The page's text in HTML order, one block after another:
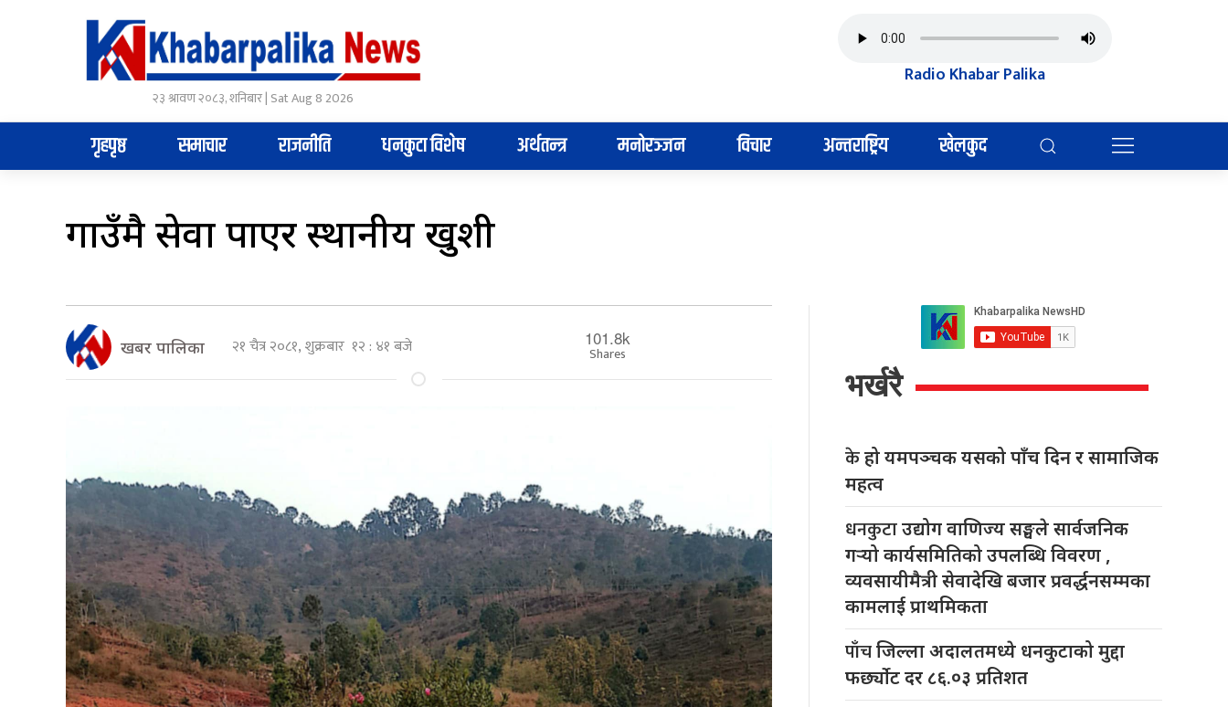
२३ श्रावण २०८३, शनिबार | Sat Aug 8 2026
Radio Khabar Palika
गृहपृष्ठ समाचार राजनीति धनकुटा विशेष अर्थतन्त्र मनोरञ्जन विचार अन्तराष्ट्रिय खेलकुद
गाउँमै सेवा पाएर स्थानीय खुशी
खबर पालिका २१ चैत्र २०८१, शुक्रबार १२ : ४१ बजे 101.8k
Shares
भर्खरै
केहो यमपञ्चक यसको पाँच दिन र सामाजिक
महत्व
धनकुटाउद्योग वाणिज्य सङ्घले सार्वजनिक
गर्‍यो कार्यसमितिको उपलब्धि विवरण ,
व्यवसायीमैत्री सेवादेखि बजार प्रवर्द्धनसम्मका
कामलाई प्राथमिकता
पाँचजिल्ला अदालतमध्ये धनकुटाको मुद्दा
फर्छ्योट दर ८६.०३ प्रतिशत